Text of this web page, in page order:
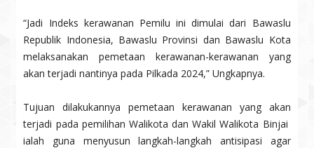
“Jadi Indeks kerawanan Pemilu ini dimulai dari Bawaslu
Republik Indonesia, Bawaslu Provinsi dan Bawaslu Kota
melaksanakan pemetaan kerawanan-kerawanan yang
akan terjadi nantinya pada Pilkada 2024,” Ungkapnya.
Tujuan dilakukannya pemetaan kerawanan yang akan
terjadi pada pemilihan Walikota dan Wakil Walikota Binjai
ialah guna menyusun langkah-langkah antisipasi agar